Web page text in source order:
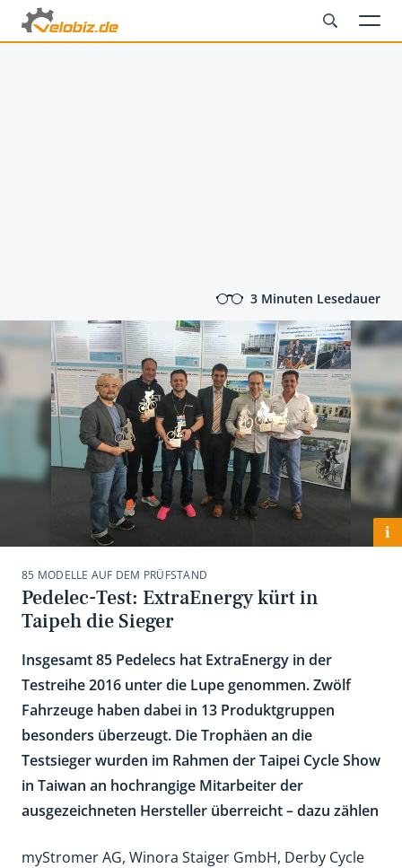
3 Minuten Lesedauer
i
85 MODELLE AUF DEM PRÜFSTAND
Pedelec-Test: ExtraEnergy kürt in
Taipeh die Sieger
Insgesamt 85 Pedelecs hat ExtraEnergy in der
Testreihe 2016 unter die Lupe genommen. Zwölf
Fahrzeuge haben dabei in 13 Produktgruppen
besonders überzeugt. Die Trophäen an die
Testsieger wurden im Rahmen der Taipei Cycle Show
in Taiwan an hochrangige Mitarbeiter der
ausgezeichneten Hersteller überreicht – dazu zählen
myStromer AG, Winora Staiger GmbH, Derby Cycle